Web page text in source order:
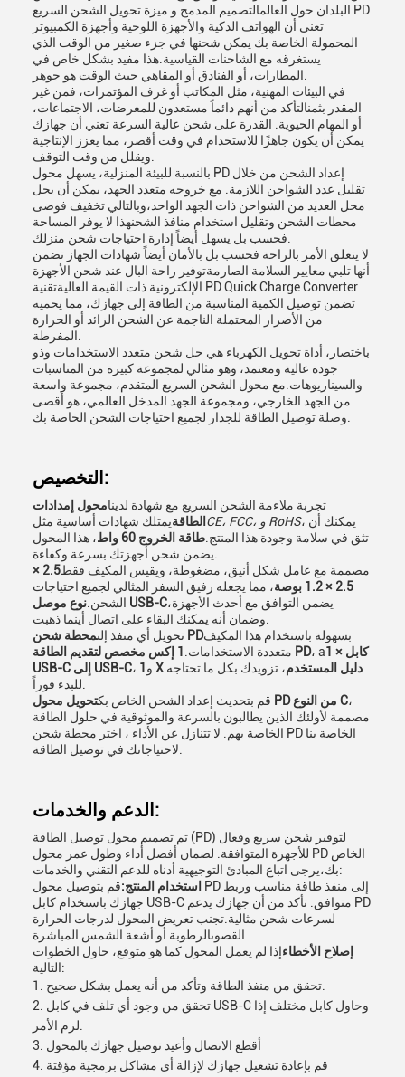
البلدان حول العالمالتصميم المدمج و ميزة تحويل الشحن السريع PD
تعني أن الهواتف الذكية والأجهزة اللوحية وأجهزة الكمبيوتر
المحمولة الخاصة بك يمكن شحنها في جزء صغير من الوقت الذي
يستغرقه مع الشاحنات القياسية.هذا مفيد بشكل خاص في
في البيئات المهنية، مثل المكاتب أو غرف المؤتمرات، فمن غير
المقدر بثمنالتأكد من أنهم دائماً مستعدون للمعرضات، الاجتماعات،
أو المهام الحيوية. القدرة على شحن عالية السرعة تعني أن جهازك
يمكن أن يكون جاهزًا للاستخدام في وقت أقصر، مما يعزز الإنتاجية
بالنسبة للبيئة المنزلية، يسهل محول PD إعداد الشحن من خلال
تقليل عدد الشواحن اللازمة. مع خروجه متعدد الجهد، يمكن أن يحل
محل العديد من الشواحن ذات الجهد الواحد،وبالتالي تخفيف فوضى
محطات الشحن وتقليل استخدام منافذ الشحنهذا لا يوفر المساحة
لا يتعلق الأمر بالراحة فحسب بل بالأمان أيضاً شهادات الجهاز تضمن
أنها تلبي معايير السلامة الصارمةتوفير راحة البال عند شحن الأجهزة
الإلكترونية ذات القيمة العاليةتقنية PD Quick Charge Converter
تضمن توصيل الكمية المناسبة من الطاقة إلى جهازك، مما يحميه
من الأضرار المحتملة الناجمة عن الشحن الزائد أو الحرارة
باختصار، أداة تحويل الكهرباء هي حل شحن متعدد الاستخدامات وذو
جودة عالية ومعتمد، وهو مثالي لمجموعة كبيرة من المناسبات
والسيناريوهات.مع محول الشحن السريع المتقدم، مجموعة واسعة
من الجهد الخارجي، ومجموعة الجهد المدخل العالمي، هو أقصى
التخصيص:
تجربة ملاءمة الشحن السريع مع شهادة لدينامحول إمدادات
الطاقةيمتلك شهادات أساسية مثل CE، FCC، و RoHS، يمكنك أن
تثق في سلامة وجودة هذا المنتج. طاقة الخروج 60 واط
، هذا المحول
مصممة مع عامل شكل أنيق، مضغوطة، ويقيس المكيف فقط
2.5 ×
2.5 × 1.2 بوصة
، مما يجعله رفيق السفر المثالي لجميع احتياجات
الشحن. نوع موصل USB-Cيضمن التوافق مع أحدث الأجهزة،
تحويل أي منفذ إلى محطة شحن PDبسهولة باستخدام هذا المكيف
متعددة الاستخدامات. 1 إكس مخصص لتقديم الطاقة PD، a1 × كابل
USB-C إلى USB-C
، و 1 X دليل المستخدم، تزويدك بكل ما تحتاجه
قم بتحديث إعداد الشحن الخاص بك
تحويل محول PD من النوع C،
مصممة لأولئك الذين يطالبون بالسرعة والموثوقية في حلول الطاقة
الخاصة بهم. لا تتنازل عن الأداء ، اختر محطة شحن PD الخاصة بنا
الدعم والخدمات:
تم تصميم محول توصيل الطاقة (PD) لتوفير شحن سريع وفعال
للأجهزة المتوافقة. لضمان أفضل أداء وطول عمر محول PD الخاص
بك،يرجى اتباع المبادئ التوجيهية أدناه للدعم التقني والخدمات:
استخدام المنتج:قم بتوصيل محول PD إلى منفذ طاقة مناسب وربط
جهازك باستخدام كابل USB-C متوافق. تأكد من أن جهازك يدعم PD
لسرعات شحن مثالية.تجنب تعريض المحول لدرجات الحرارة
القصوىالرطوبة أو أشعة الشمس المباشرة
إصلاح الأخطاءإذا لم يعمل المحول كما هو متوقع، حاول الخطوات
التالية:
تحقق من وجود أي تلف في كابل USB-C وحاول كابل مختلف إذا
أقطع الاتصال وأعيد توصيل جهازك بالمحول
قم بإعادة تشغيل جهازك لإزالة أي مشاكل برمجية مؤقتة